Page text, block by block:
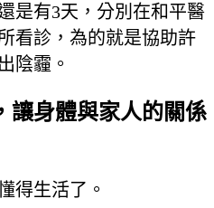
是有3天，分別在和平醫
看診，為的就是協助許
陰霾。
讓身體與家人的關係
得生活了。